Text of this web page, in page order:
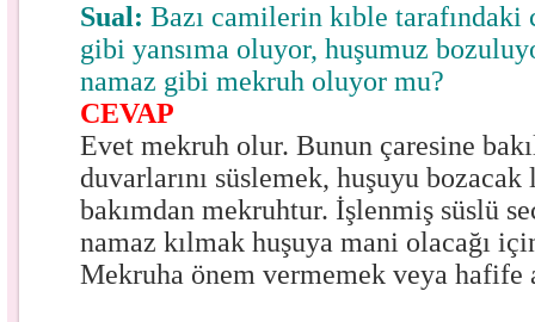
Sual: Bazı camilerin kıble tarafındaki
gibi yansıma oluyor, huşumuz
namaz gibi mekruh oluyor mu?
CEVAP
Evet mekruh olur. Bunun çaresine
duvarlarını süslemek, huşuyu
bakımdan mekruhtur. İşlenmiş süslü
namaz kılmak huşuya mani olacağı
Mekruha önem vermemek veya